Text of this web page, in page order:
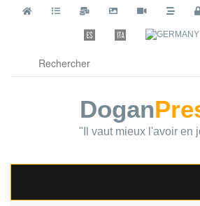
Dogan
"Il vaut mieux l'avoir en